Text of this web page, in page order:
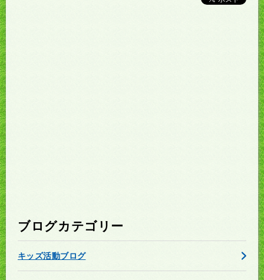
ブログカテゴリー
キッズ活動ブログ